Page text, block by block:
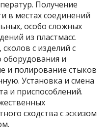
Получение
в местах соединений
особо сложных
из пластмасс.
с изделий с
и
и полирование стыков
Установка и смена
и приспособлений.
сходства с эскизом